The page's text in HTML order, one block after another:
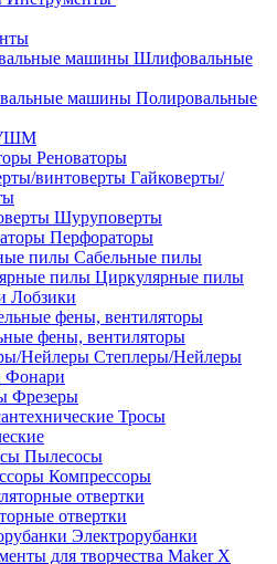
Шлифовальные
Полировальные
Реноваторы
Гайковерты/
Шуруповерты
Перфораторы
Сабельные пилы
Циркулярные пилы
Лобзики
фены, вентиляторы
Степлеры/Нейлеры
Фонари
Фрезеры
Тросы
Пылесосы
Компрессоры
отвертки
Электрорубанки